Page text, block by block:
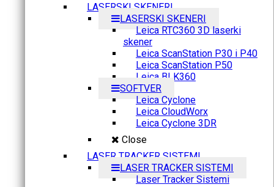
LASERSKI SKENERI
LASERSKI SKENERI
Leica RTC360 3D laserki
skener
Leica ScanStation P30 i P40
Leica ScanStation P50
Leica BLK360
SOFTVER
Leica Cyclone
Leica CloudWorx
Leica Cyclone 3DR
Close
LASER TRACKER SISTEMI
LASER TRACKER SISTEMI
Laser Tracker Sistemi